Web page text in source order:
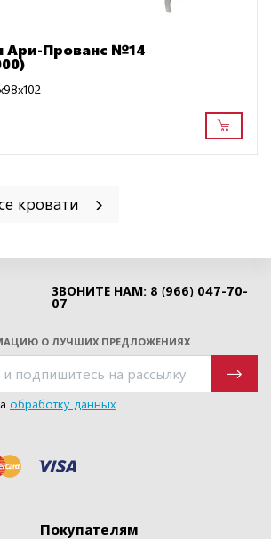
Ари-Прованс №14
кровати
ЗВОНИТЕ НАМ: 8 (966) 047-70-
07
О ЛУЧШИХ ПРЕДЛОЖЕНИЯХ
обработку данных
Покупателям